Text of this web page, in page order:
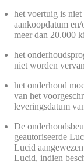
het voertuig is niet
aankoopdatum
meer dan 20.000
het
niet worden
het onderhoud
van het
leveringsdatum
De
geautoriseerde
Lucid
Lucid, indien